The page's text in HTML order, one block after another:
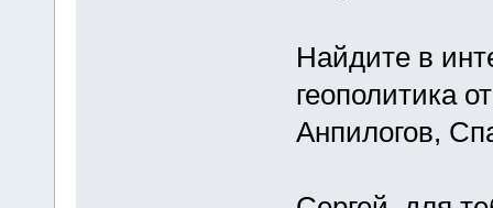
Найдите в
геополитика
Анпилогов,